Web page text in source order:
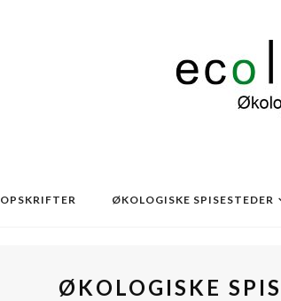
OPSKRIFTER ØKOLOGISKE SPISESTEDER
ØKOLOGISKE